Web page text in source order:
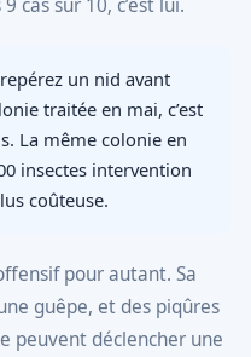
9 cas sur 10, c’est lui.
un nid avant
traitée en mai, c’est
La même colonie en
insectes intervention
coûteuse.
pour autant. Sa
guêpe, et des piqûres
peuvent déclencher une